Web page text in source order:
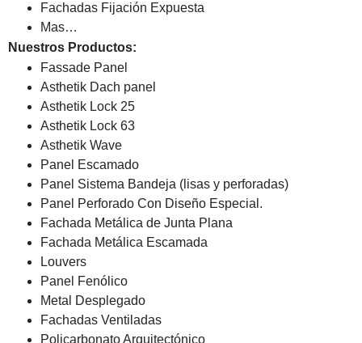
Fachadas Fijación Expuesta
Mas…
Nuestros Productos:
Fassade Panel
Asthetik Dach panel
Asthetik Lock 25
Asthetik Lock 63
Asthetik Wave
Panel Escamado
Panel Sistema Bandeja (lisas y perforadas)
Panel Perforado Con Diseño Especial.
Fachada Metálica de Junta Plana
Fachada Metálica Escamada
Louvers
Panel Fenólico
Metal Desplegado
Fachadas Ventiladas
Policarbonato Arquitectónico